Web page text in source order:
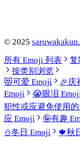
© 2025
所有 Emoji 列表
复
按类别浏览
😻可爱 Emoji 🎉庆
Emoji
😭眼泪
犯性或应避免使用
应 Emoji
🤪有趣
⛄冬日 Emoji 🍁秋